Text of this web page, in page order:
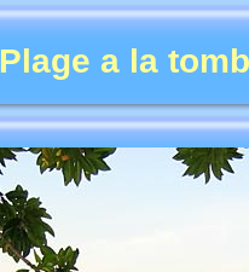
Plage a la